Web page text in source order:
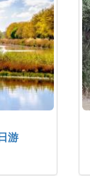
游